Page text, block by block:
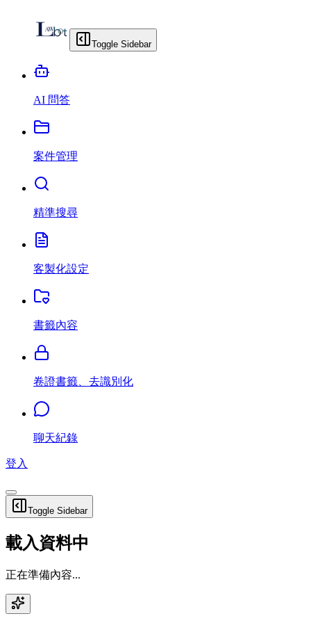
Toggle Sidebar
AI 問答
案件管理
精準搜尋
客製化設定
書籤內容
卷證書籤、去識別化
聊天紀錄
登入
Toggle Sidebar
載入資料中
正在準備內容...